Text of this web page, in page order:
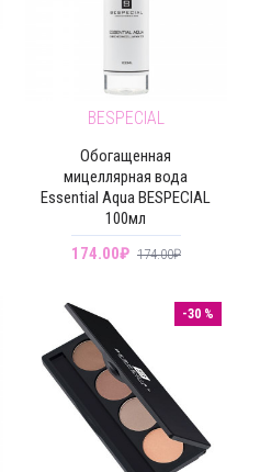
BESPECIAL
Обогащенная
мицеллярная вода
Essential Aqua BESPECIAL
100мл
174.00₽ 174.00₽
-30 %